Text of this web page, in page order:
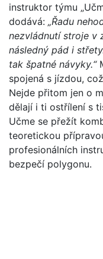
instruktor týmu
dodává: „Řadu
nezvládnutí stroje v
následný pád i
tak špatné návyky.“
spojená s jízdou,
Nejde přitom jen o
dělají i ti ostřílení s
Učme se přežít
teoretickou
profesionálních
bezpečí polygonu.